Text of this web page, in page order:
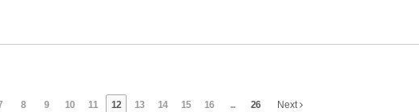
8 9 10 11 12 13 14 15 16 ... 26 Next